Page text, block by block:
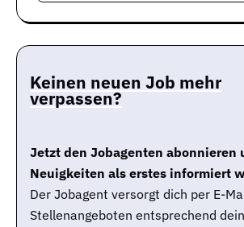
Keinen neuen Job mehr
verpassen?
Jetzt den Jobagenten abonnieren
Neuigkeiten als erstes informiert
Der Jobagent versorgt dich per E-
Stellenangeboten entsprechend